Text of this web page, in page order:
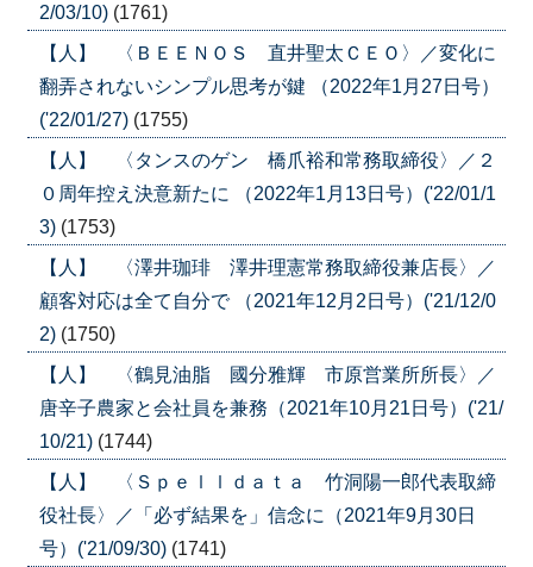
2/03/10) (1761)
【人】 〈ＢＥＥＮＯＳ 直井聖太ＣＥＯ〉／変化に
翻弄されないシンプル思考が鍵 （2022年1月27日号）
('22/01/27) (1755)
【人】 〈タンスのゲン 橋爪裕和常務取締役〉／２
０周年控え決意新たに （2022年1月13日号）('22/01/1
3) (1753)
【人】 〈澤井珈琲 澤井理憲常務取締役兼店長〉／
顧客対応は全て自分で （2021年12月2日号）('21/12/0
2) (1750)
【人】 〈鶴見油脂 國分雅輝 市原営業所所長〉／
唐辛子農家と会社員を兼務（2021年10月21日号）('21/
10/21) (1744)
【人】 〈Ｓｐｅｌｌｄａｔａ 竹洞陽一郎代表取締
役社長〉／「必ず結果を」信念に（2021年9月30日
号）('21/09/30) (1741)